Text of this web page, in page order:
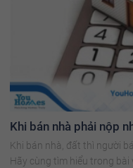
Khi bán nhà phải nộp
Khi bán nhà, đất thì người
Hãy cùng tìm hiểu trong bài